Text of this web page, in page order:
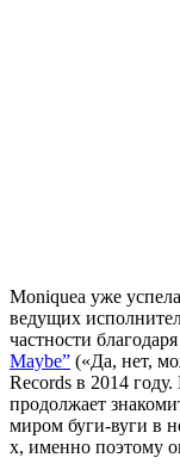
Moniquea уже
ведущих
частности
Maybe” («Да, нет,
Records в 2014
продолжает
миром буги-вуги в
х, именно поэтому